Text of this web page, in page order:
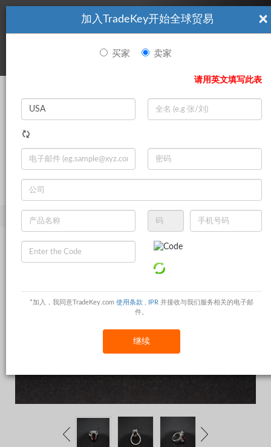
看起來你不是TradeKey.com的會員。 立即註冊，與全球超過7
百萬的進口商和出口商建立聯繫。 立即加入 |
登录
Search
×
加入TradeKey开始全球贸易
买家 卖家
请用英文填写此表
*加入，我同意TradeKey.com 使用条款 IPR 并接收与我们服务相关的电子邮
件。
继续
产品 女装戒指